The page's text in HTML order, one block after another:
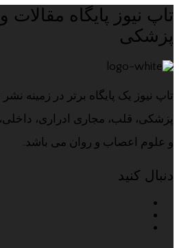
تاپ نیوز پایگاه
پزشکی
تاپ نیوز یک پایگاه برتر در زمینه
پزشکی، قلب، مجاری ادراری، داخلی،
و علوم اعصاب و روان می باشد.
دنبال کنید